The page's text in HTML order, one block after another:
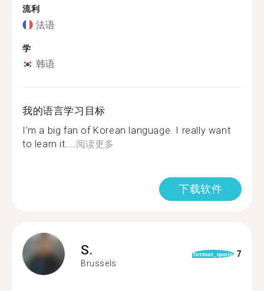
流利
法语
学
韩语
我的语言学习目标
I'm a big fan of Korean language. I really want
to learn it....阅读更多
下载软件
S.
Brussels
format_quote 7